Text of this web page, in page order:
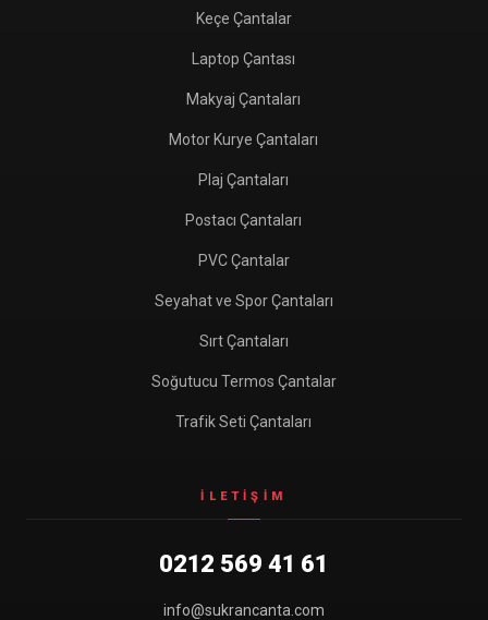
Keçe Çantalar
Laptop Çantası
Makyaj Çantaları
Motor Kurye Çantaları
Plaj Çantaları
Postacı Çantaları
PVC Çantalar
Seyahat ve Spor Çantaları
Sırt Çantaları
Soğutucu Termos Çantalar
Trafik Seti Çantaları
İLETIŞIM
0212 569 41 61
info@sukrancanta.com